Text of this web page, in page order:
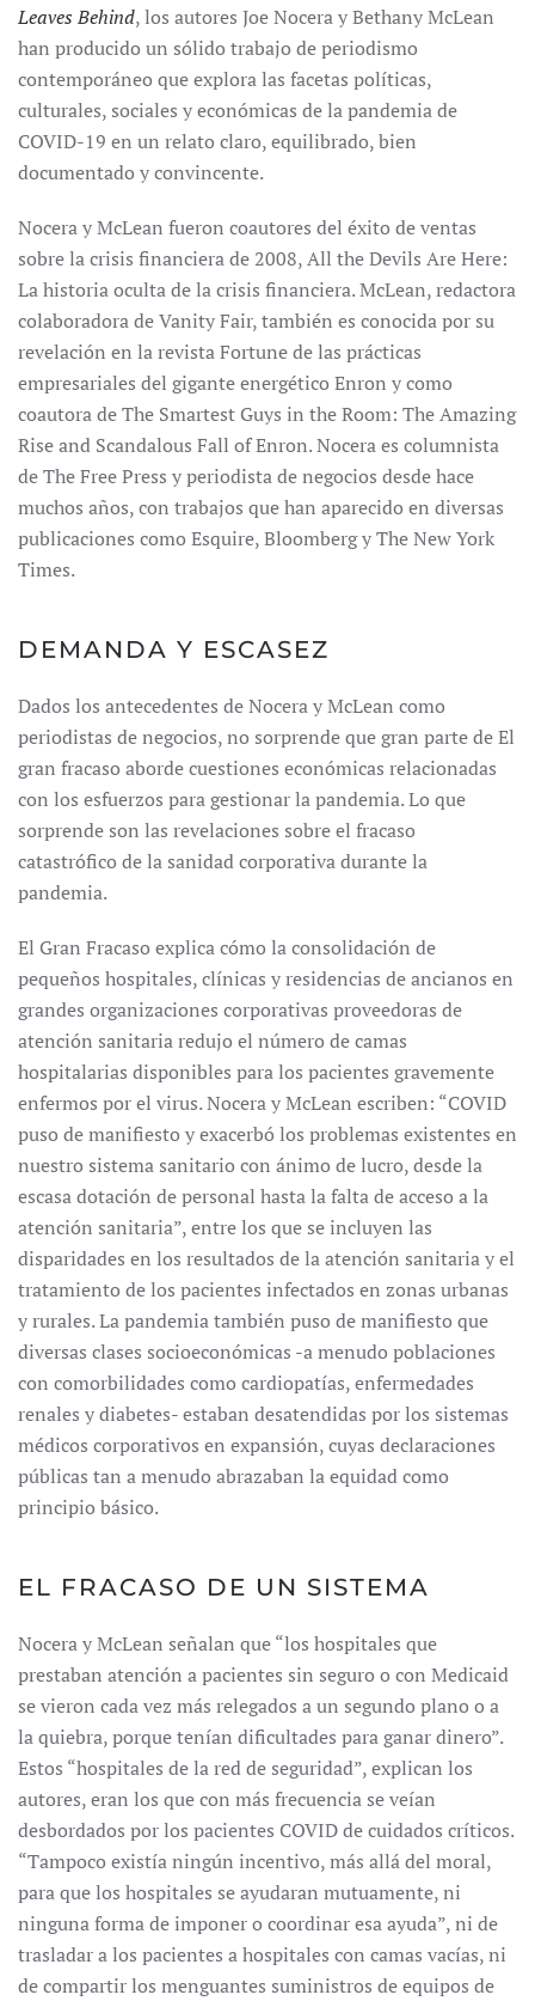
Leaves Behind, los autores Joe Nocera y Bethany McLean
han producido un sólido trabajo de periodismo
contemporáneo que explora las facetas políticas,
culturales, sociales y económicas de la pandemia de
COVID-19 en un relato claro, equilibrado, bien
documentado y convincente.
Nocera y McLean fueron coautores del éxito de ventas
sobre la crisis financiera de 2008, All the Devils Are Here:
La historia oculta de la crisis financiera. McLean, redactora
colaboradora de Vanity Fair, también es conocida por su
revelación en la revista Fortune de las prácticas
empresariales del gigante energético Enron y como
coautora de The Smartest Guys in the Room: The Amazing
Rise and Scandalous Fall of Enron. Nocera es columnista
de The Free Press y periodista de negocios desde hace
muchos años, con trabajos que han aparecido en diversas
publicaciones como Esquire, Bloomberg y The New York
Times.
DEMANDA Y ESCASEZ
Dados los antecedentes de Nocera y McLean como
periodistas de negocios, no sorprende que gran parte de El
gran fracaso aborde cuestiones económicas relacionadas
con los esfuerzos para gestionar la pandemia. Lo que
sorprende son las revelaciones sobre el fracaso
catastrófico de la sanidad corporativa durante la
pandemia.
El Gran Fracaso explica cómo la consolidación de
pequeños hospitales, clínicas y residencias de ancianos en
grandes organizaciones corporativas proveedoras de
atención sanitaria redujo el número de camas
hospitalarias disponibles para los pacientes gravemente
enfermos por el virus. Nocera y McLean escriben: “COVID
puso de manifiesto y exacerbó los problemas existentes en
nuestro sistema sanitario con ánimo de lucro, desde la
escasa dotación de personal hasta la falta de acceso a la
atención sanitaria”, entre los que se incluyen las
disparidades en los resultados de la atención sanitaria y el
tratamiento de los pacientes infectados en zonas urbanas
y rurales. La pandemia también puso de manifiesto que
diversas clases socioeconómicas -a menudo poblaciones
con comorbilidades como cardiopatías, enfermedades
renales y diabetes- estaban desatendidas por los sistemas
médicos corporativos en expansión, cuyas declaraciones
públicas tan a menudo abrazaban la equidad como
principio básico.
EL FRACASO DE UN SISTEMA
Nocera y McLean señalan que “los hospitales que
prestaban atención a pacientes sin seguro o con Medicaid
se vieron cada vez más relegados a un segundo plano o a
la quiebra, porque tenían dificultades para ganar dinero”.
Estos “hospitales de la red de seguridad”, explican los
autores, eran los que con más frecuencia se veían
desbordados por los pacientes COVID de cuidados críticos.
“Tampoco existía ningún incentivo, más allá del moral,
para que los hospitales se ayudaran mutuamente, ni
ninguna forma de imponer o coordinar esa ayuda”, ni de
trasladar a los pacientes a hospitales con camas vacías, ni
de compartir los menguantes suministros de equipos de